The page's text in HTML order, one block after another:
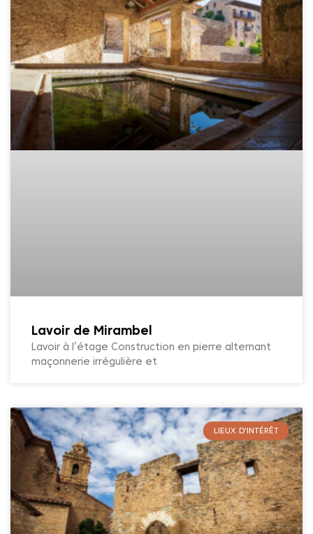
Lavoir de Mirambel
Lavoir à l’étage Construction en pierre alternant
maçonnerie irrégulière et
LIEUX D'INTÉRÊT